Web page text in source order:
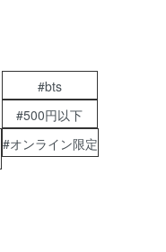
#bts
#500円以下
#オンライン限定